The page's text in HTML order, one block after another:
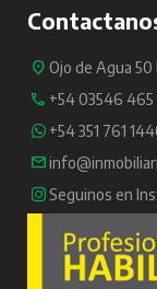
Ojo de Agua 50
+54 03546
+54 351 761
Seguinos en